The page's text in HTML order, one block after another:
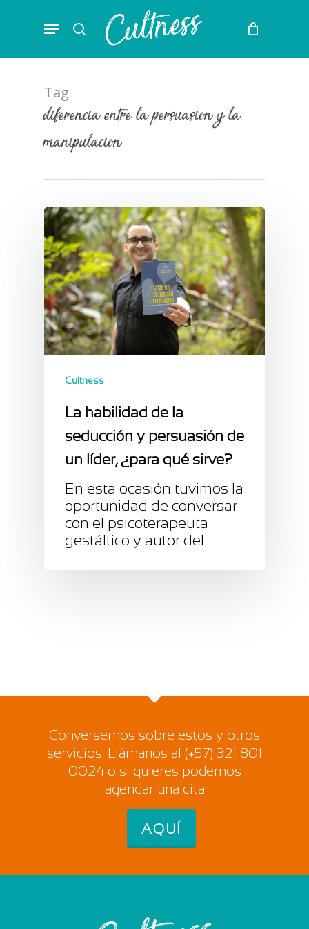
content
search
Menu
Tag
diferencia entre la persuasion y la
manipulacion
Cultness
La habilidad de la
seducción y persuasión de
un líder, ¿para qué sirve?
En esta ocasión tuvimos la
oportunidad de conversar
con el psicoterapeuta
gestáltico y autor del…
Conversemos sobre estos y otros
servicios. Llámanos al (+57) 321 801
0024 o si quieres podemos
agendar una cita
AQUÍ